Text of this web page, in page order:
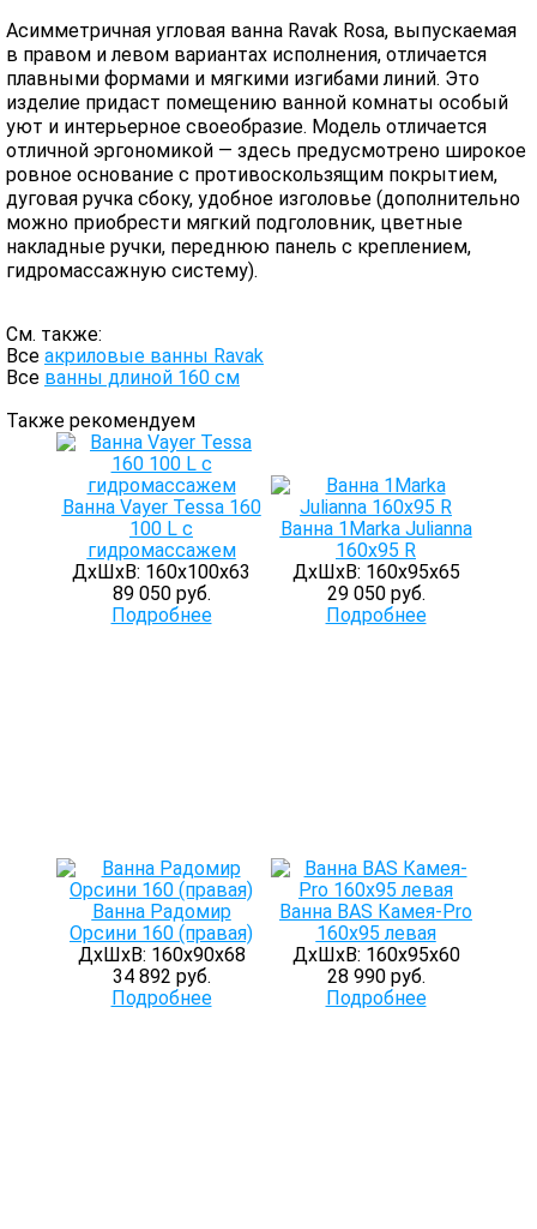
Асимметричная угловая ванна Ravak Rosa, выпускаемая
в правом и левом вариантах исполнения, отличается
плавными формами и мягкими изгибами линий. Это
изделие придаст помещению ванной комнаты особый
уют и интерьерное своеобразие. Модель отличается
отличной эргономикой — здесь предусмотрено широкое
ровное основание с противоскользящим покрытием,
дуговая ручка сбоку, удобное изголовье (дополнительно
можно приобрести мягкий подголовник, цветные
накладные ручки, переднюю панель с креплением,
гидромассажную систему).
См. также:
Все акриловые ванны Ravak
Все ванны длиной 160 см
Также рекомендуем
Ванна Vayer Tessa 160
100 L с
гидромассажем
ДхШхВ: 160х100х63
89 050 руб.
Подробнее
Ванна 1Marka Julianna
160x95 R
ДхШхВ: 160х95х65
29 050 руб.
Подробнее
Ванна Радомир
Орсини 160 (правая)
ДхШхВ: 160х90х68
34 892 руб.
Подробнее
Ванна BAS Камея-Pro
160x95 левая
ДхШхВ: 160х95х60
28 990 руб.
Подробнее